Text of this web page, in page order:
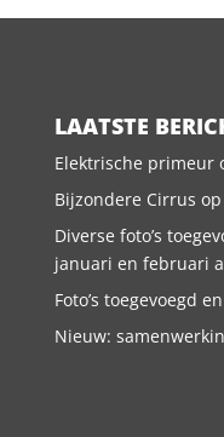
LAATSTE
Elektrische primeur
Bijzondere Cirrus
Diverse foto’s
januari en februari
Foto’s toegevoegd
Nieuw: